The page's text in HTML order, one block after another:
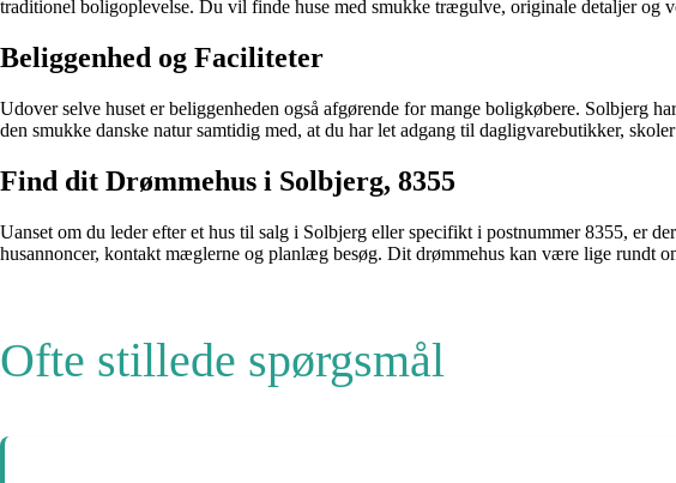
traditionel boligoplevelse. Du vil finde huse med smukke trægulve, originale detaljer og
Beliggenhed og Faciliteter
Udover selve huset er beliggenheden også afgørende for mange boligkøbere. Solbjerg
den smukke danske natur samtidig med, at du har let adgang til dagligvarebutikker,
Find dit Drømmehus i Solbjerg, 8355
Uanset om du leder efter et hus til salg i Solbjerg eller specifikt i postnummer 8355, er
husannoncer, kontakt mæglerne og planlæg besøg. Dit drømmehus kan være lige rundt
Ofte stillede spørgsmål